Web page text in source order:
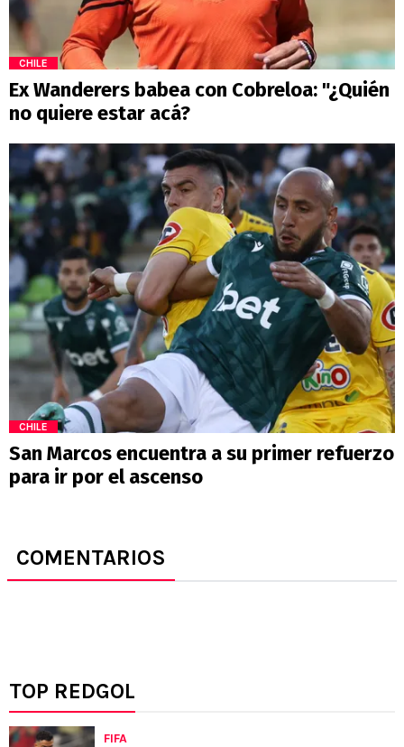
CHILE
Ex Wanderers babea con Cobreloa: "¿Quién
no quiere estar acá?
CHILE
San Marcos encuentra a su primer refuerzo
para ir por el ascenso
COMENTARIOS
TOP REDGOL
FIFA